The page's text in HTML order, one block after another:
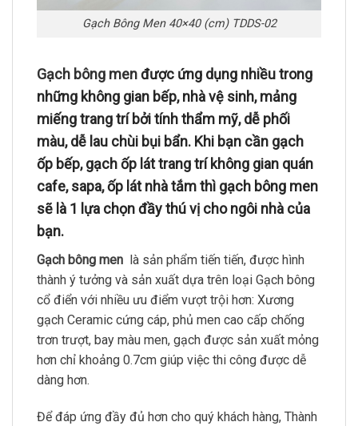
Gạch Bông Men 40×40 (cm) TDDS-02
Gạch bông menđược ứng dụng nhiều trong
những không gian bếp, nhà vệ sinh, mảng
miếng trang trí bởi tính thẩm mỹ, dễ phối
màu, dễ lau chùi bụi bẩn. Khi bạn cần gạch
ốp bếp, gạch ốp lát trang trí không gian quán
cafe, sapa, ốp lát nhà tắm thì gạch bông men
sẽ là 1 lựa chọn đầy thú vị cho ngôi nhà của
bạn.
Gạch bông men
là sản phẩm tiến tiến, được hình
thành ý tưởng và sản xuất dựa trên loại Gạch bông
cổ điển với nhiều ưu điểm vượt trội hơn: Xương
gạch Ceramic cứng cáp, phủ men cao cấp chống
trơn trượt, bay màu men, gạch được sản xuất mỏng
hơn chỉ khoảng 0.7cm giúp việc thi công được dễ
dàng hơn.
Để đáp ứng đầy đủ hơn cho quý khách hàng, Thành